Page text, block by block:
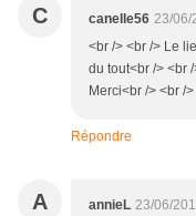
C canelle56 23/06/
<br /> <br /> Le
du tout<br /> <br
Merci<br /> <br /
Répondre
A annieL 23/06/